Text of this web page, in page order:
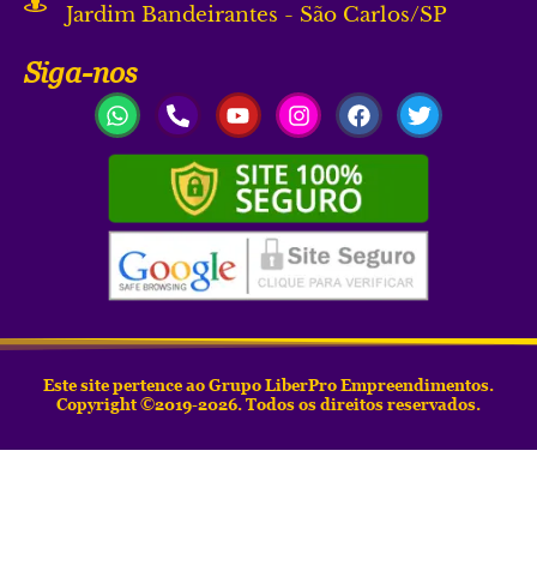
Jardim Bandeirantes - São Carlos/SP
Siga-nos
Este site pertence ao Grupo LiberPro Empreendimentos.
Copyright ©2019-2026. Todos os direitos reservados.